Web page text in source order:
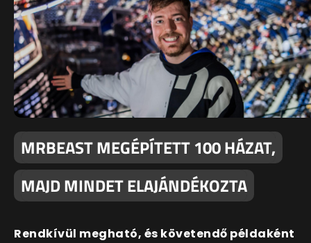
MRBEAST MEGÉPÍTETT 100 HÁZAT,
MAJD MINDET ELAJÁNDÉKOZTA
Rendkívül megható, és követendő példaként